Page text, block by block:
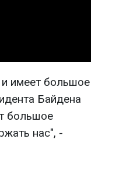
имеет большое
Байдена
большое
нас", -